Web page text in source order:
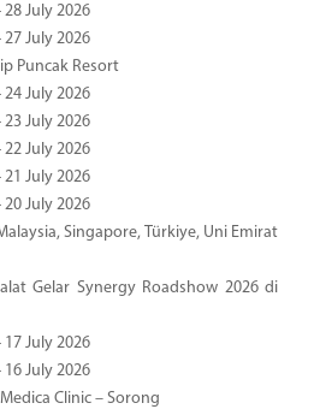
July 2026
July 2026
Puncak Resort
July 2026
July 2026
July 2026
July 2026
July 2026
Singapore, Türkiye, Uni Emirat
Gelar Synergy Roadshow 2026 di
July 2026
July 2026
Clinic – Sorong